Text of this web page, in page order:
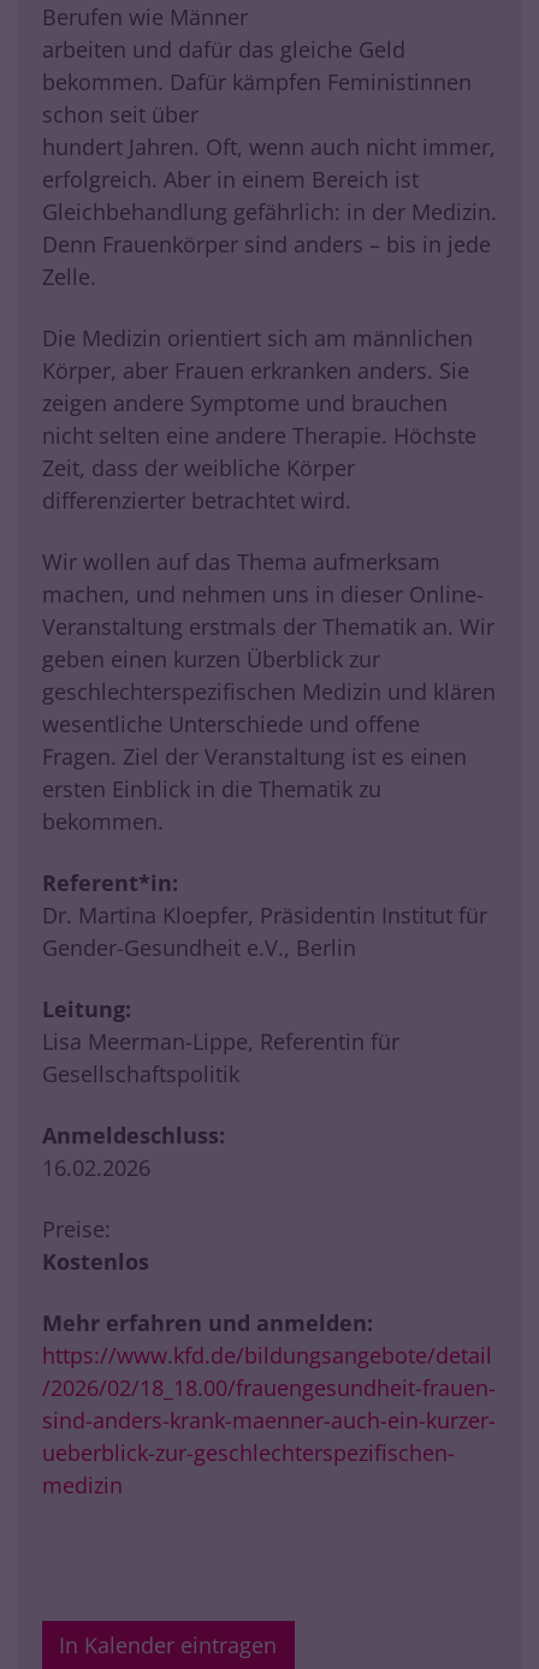
Berufen wie Männer
arbeiten und dafür das gleiche Geld
bekommen. Dafür kämpfen Feministinnen
schon seit über
hundert Jahren. Oft, wenn auch nicht immer,
erfolgreich. Aber in einem Bereich ist
Gleichbehandlung gefährlich: in der Medizin.
Denn Frauenkörper sind anders – bis in jede
Zelle.
Die Medizin orientiert sich am männlichen
Körper, aber Frauen erkranken anders. Sie
zeigen andere Symptome und brauchen
nicht selten eine andere Therapie. Höchste
Zeit, dass der weibliche Körper
differenzierter betrachtet wird.
Wir wollen auf das Thema aufmerksam
machen, und nehmen uns in dieser Online-
Veranstaltung erstmals der Thematik an. Wir
geben einen kurzen Überblick zur
geschlechterspezifischen Medizin und klären
wesentliche Unterschiede und offene
Fragen. Ziel der Veranstaltung ist es einen
ersten Einblick in die Thematik zu
bekommen.
Referent*in:
Dr. Martina Kloepfer, Präsidentin Institut für
Gender-Gesundheit e.V., Berlin
Leitung:
Lisa Meerman-Lippe, Referentin für
Gesellschaftspolitik
Anmeldeschluss:
16.02.2026
Preise:
Kostenlos
Mehr erfahren und anmelden:
https://www.kfd.de/bildungsangebote/detail
/2026/02/18_18.00/frauengesundheit-frauen-
sind-anders-krank-maenner-auch-ein-kurzer-
ueberblick-zur-geschlechterspezifischen-
medizin
In Kalender eintragen